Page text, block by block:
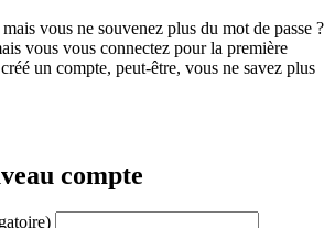
vous ne souvenez plus du mot de passe ?
vous vous connectez pour la première
un compte, peut-être, vous ne savez plus
compte